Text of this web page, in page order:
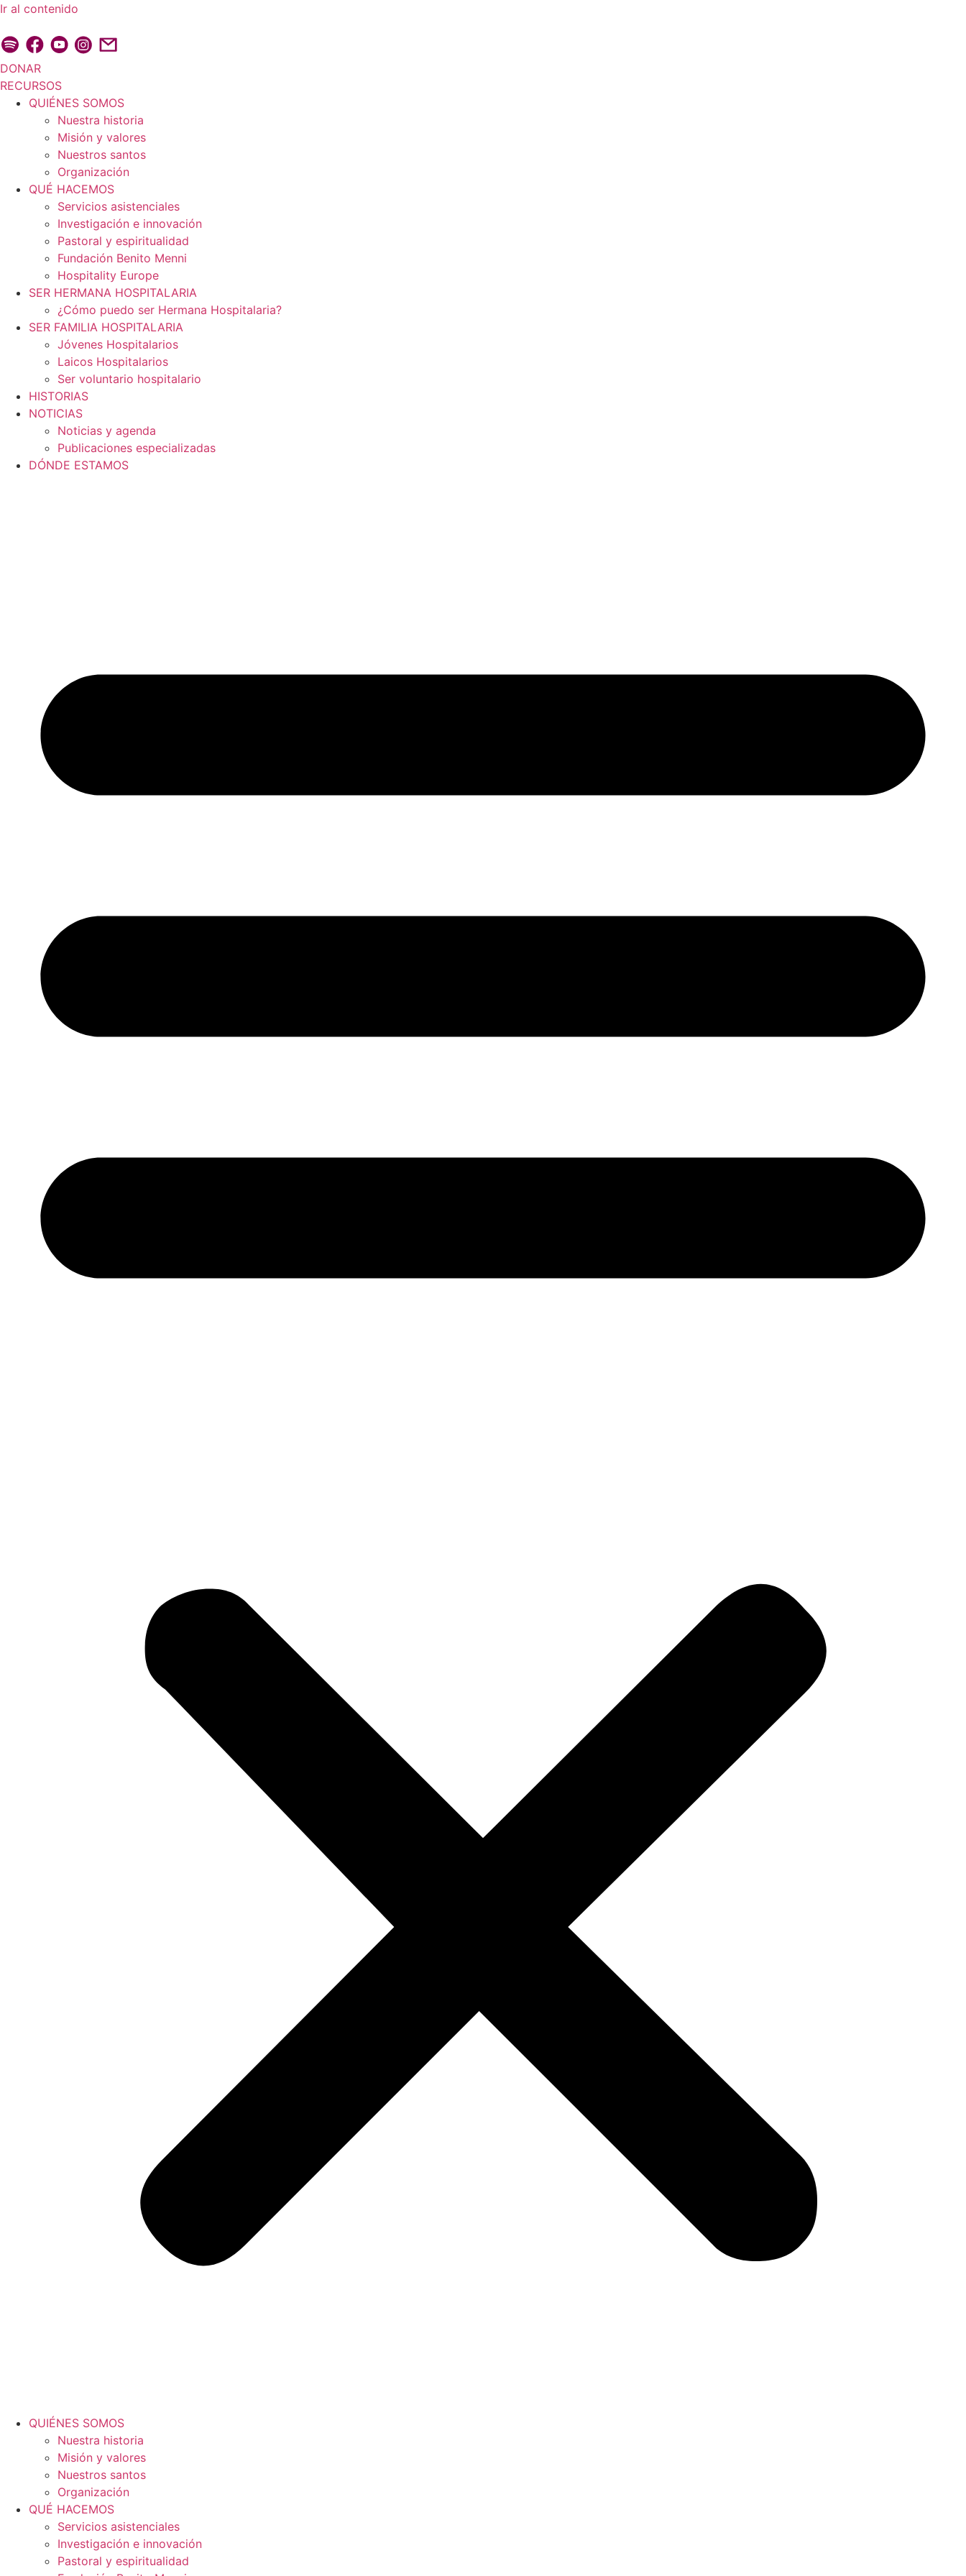
Ir al contenido
DONAR
RECURSOS
QUIÉNES SOMOS
Nuestra historia
Misión y valores
Nuestros santos
Organización
QUÉ HACEMOS
Servicios asistenciales
Investigación e innovación
Pastoral y espiritualidad
Fundación Benito Menni
Hospitality Europe
SER HERMANA HOSPITALARIA
¿Cómo puedo ser Hermana Hospitalaria?
SER FAMILIA HOSPITALARIA
Jóvenes Hospitalarios
Laicos Hospitalarios
Ser voluntario hospitalario
HISTORIAS
NOTICIAS
Noticias y agenda
Publicaciones especializadas
DÓNDE ESTAMOS
QUIÉNES SOMOS
Nuestra historia
Misión y valores
Nuestros santos
Organización
QUÉ HACEMOS
Servicios asistenciales
Investigación e innovación
Pastoral y espiritualidad